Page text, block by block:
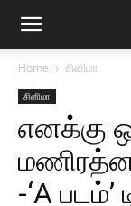
Home சினிமா
சினிமா
எனக்கு
-‘A